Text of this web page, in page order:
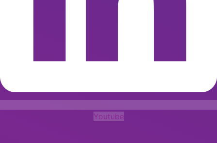
Youtube